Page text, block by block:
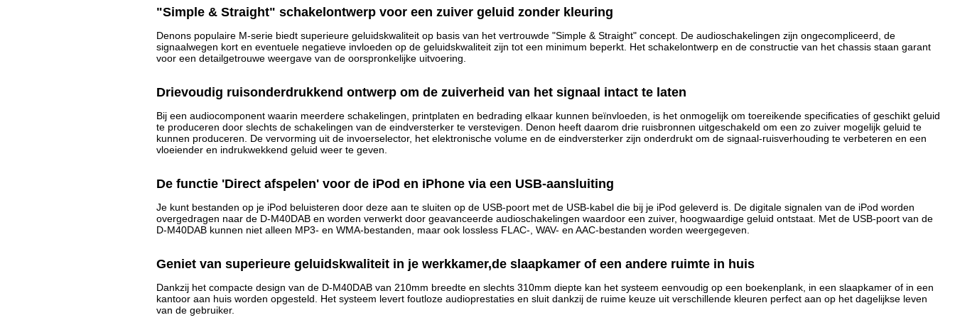
"Simple & Straight" schakelontwerp voor een zuiver geluid zonder kleuring
Denons populaire M-serie biedt superieure geluidskwaliteit op basis van het vertrouwde "Simple & Straight" concept. De audioschakelingen zijn ongecompliceerd, de
signaalwegen kort en eventuele negatieve invloeden op de geluidskwaliteit zijn tot een minimum beperkt. Het schakelontwerp en de constructie van het chassis staan garant
voor een detailgetrouwe weergave van de oorspronkelijke uitvoering.
Drievoudig ruisonderdrukkend ontwerp om de zuiverheid van het signaal intact te laten
Bij een audiocomponent waarin meerdere schakelingen, printplaten en bedrading elkaar kunnen beïnvloeden, is het onmogelijk om toereikende specificaties of geschikt geluid
te produceren door slechts de schakelingen van de eindversterker te verstevigen. Denon heeft daarom drie ruisbronnen uitgeschakeld om een zo zuiver mogelijk geluid te
kunnen produceren. De vervorming uit de invoerselector, het elektronische volume en de eindversterker zijn onderdrukt om de signaal-ruisverhouding te verbeteren en een
vloeiender en indrukwekkend geluid weer te geven.
De functie 'Direct afspelen' voor de iPod en iPhone via een USB-aansluiting
Je kunt bestanden op je iPod beluisteren door deze aan te sluiten op de USB-poort met de USB-kabel die bij je iPod geleverd is. De digitale signalen van de iPod worden
overgedragen naar de D-M40DAB en worden verwerkt door geavanceerde audioschakelingen waardoor een zuiver, hoogwaardige geluid ontstaat. Met de USB-poort van de
D-M40DAB kunnen niet alleen MP3- en WMA-bestanden, maar ook lossless FLAC-, WAV- en AAC-bestanden worden weergegeven.
Geniet van superieure geluidskwaliteit in je werkkamer,de slaapkamer of een andere ruimte in huis
Dankzij het compacte design van de D-M40DAB van 210mm breedte en slechts 310mm diepte kan het systeem eenvoudig op een boekenplank, in een slaapkamer of in een
kantoor aan huis worden opgesteld. Het systeem levert foutloze audioprestaties en sluit dankzij de ruime keuze uit verschillende kleuren perfect aan op het dagelijkse leven
van de gebruiker.